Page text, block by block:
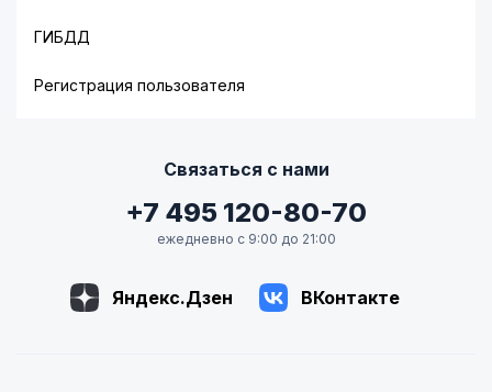
ГИБДД
Регистрация пользователя
Связаться с нами
+7 495 120-80-70
ежедневно с 9:00 до 21:00
Яндекс.Дзен ВКонтакте